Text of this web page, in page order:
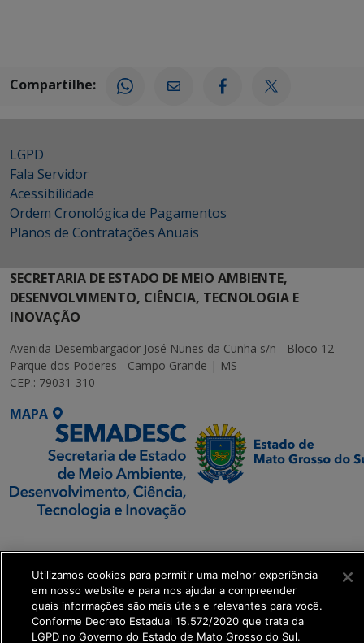
Compartilhe:
LGPD
Fala Servidor
Acessibilidade
Ordem Cronológica de Pagamentos
Planos de Contratações Anuais
SECRETARIA DE ESTADO DE MEIO AMBIENTE,
DESENVOLVIMENTO, CIÊNCIA, TECNOLOGIA E
INOVAÇÃO
Avenida Desembargador José Nunes da Cunha s/n - Bloco 12
Parque dos Poderes - Campo Grande | MS
CEP.: 79031-310
MAPA
Executiva de
Transformação Digital
get_footer();
Utilizamos cookies para permitir uma melhor experiência
em nosso website e para nos ajudar a compreender
quais informações são mais úteis e relevantes para você.
Conforme Decreto Estadual 15.572/2020 que trata da
LGPD no Governo do Estado de Mato Grosso do Sul.